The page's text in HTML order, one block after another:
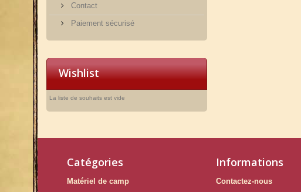
Contact
Paiement sécurisé
Wishlist
La liste de souhaits est vide
Catégories
Matériel de camp
Informations
Contactez-nous